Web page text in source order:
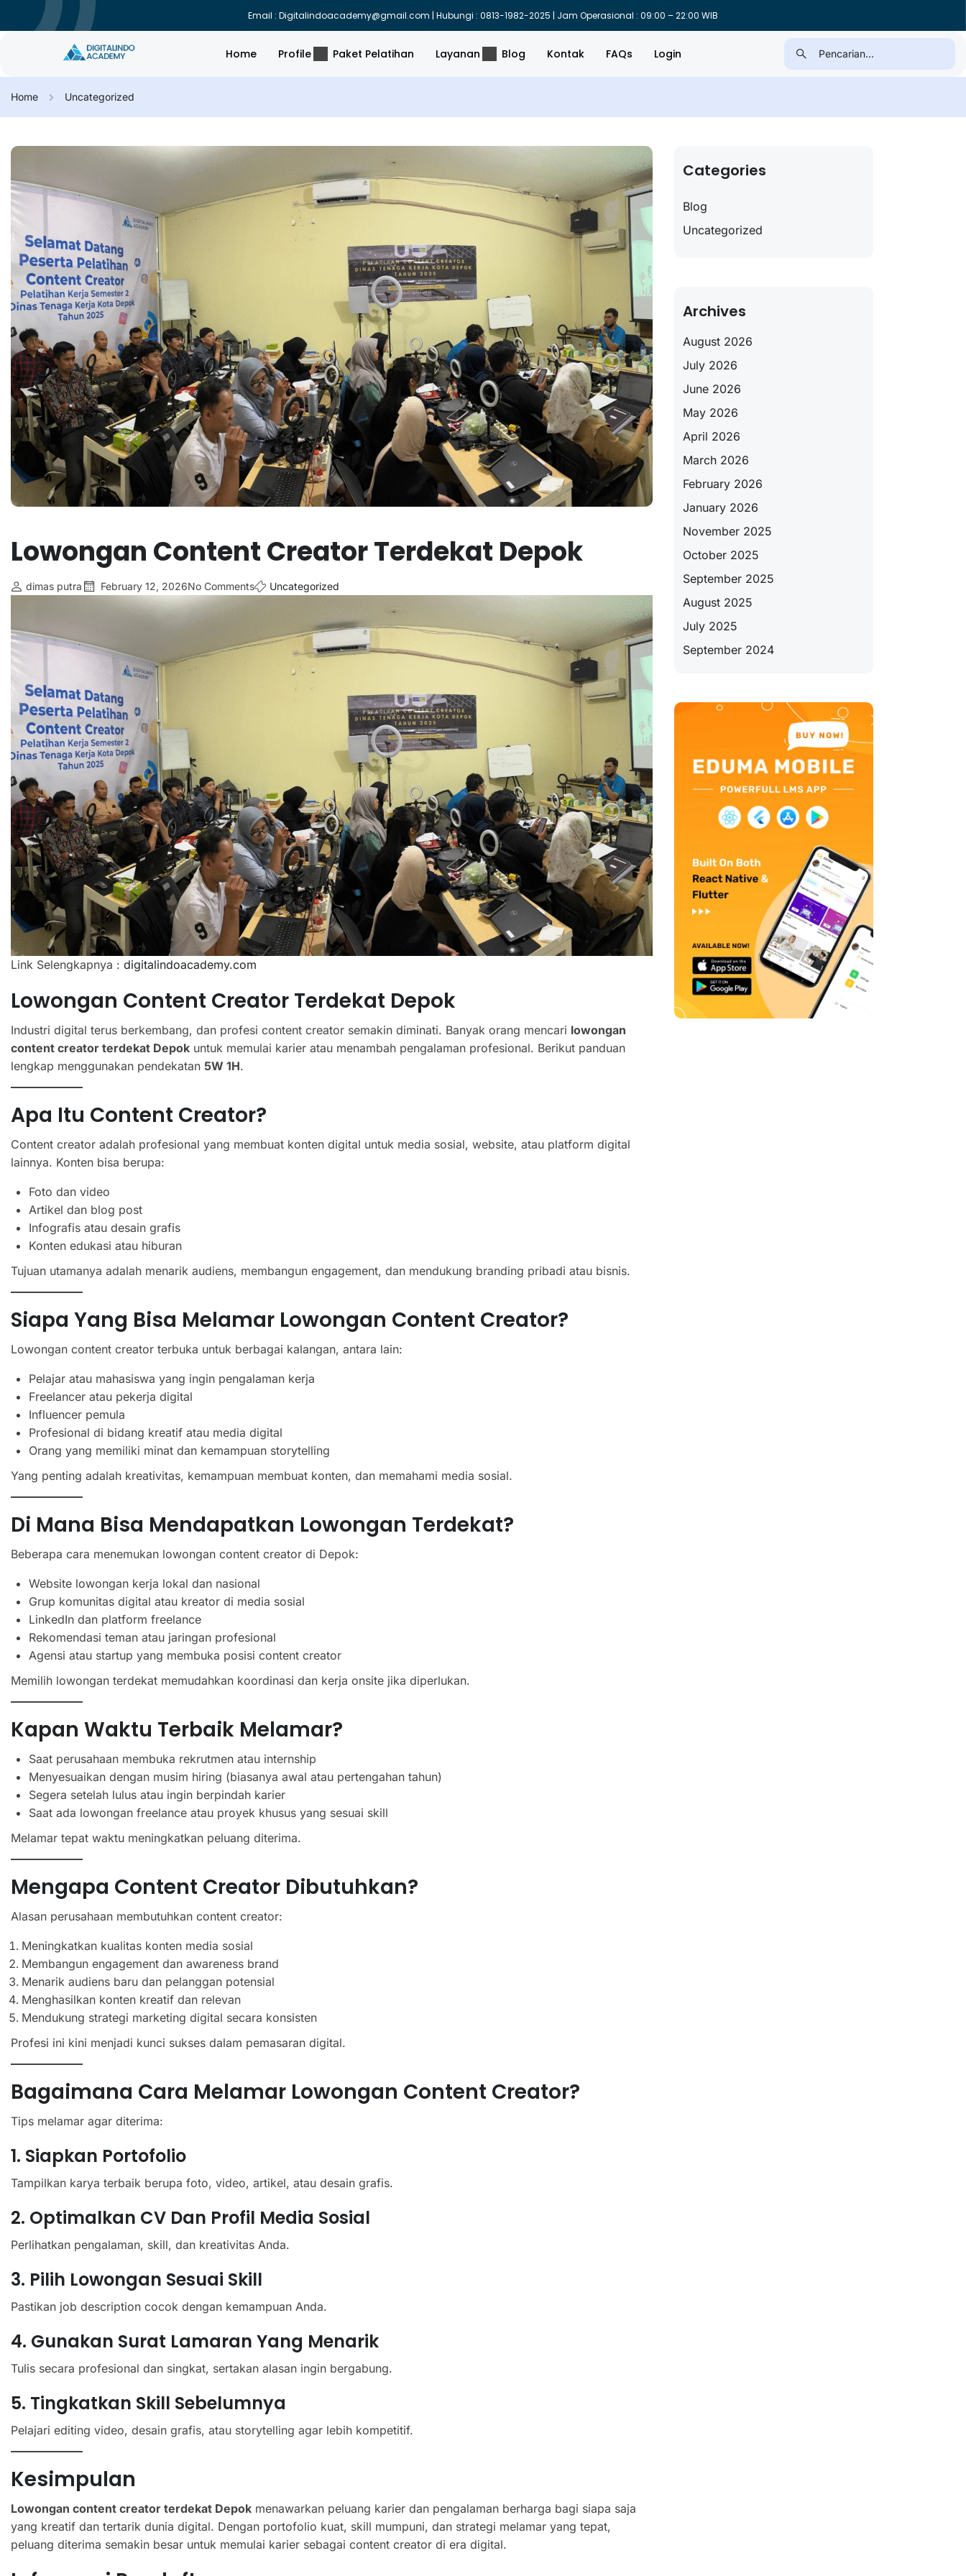
Email : Digitalindoacademy@gmail.com | Hubungi : 0813-1982-2025 | Jam Operasional : 09:00 – 22:00 WIB
Home Profile Paket Pelatihan Layanan Blog Kontak FAQs Login
Home Uncategorized
Lowongan Content Creator Terdekat Depok
dimas putra February 12, 2026No Comments Uncategorized
Link Selengkapnya : digitalindoacademy.com
Lowongan Content Creator Terdekat Depok
Industri digital terus berkembang, dan profesi content creator semakin diminati. Banyak orang mencari lowongan
content creator terdekat Depok untuk memulai karier atau menambah pengalaman profesional. Berikut panduan
lengkap menggunakan pendekatan 5W 1H.
Apa Itu Content Creator?
Content creator adalah profesional yang membuat konten digital untuk media sosial, website, atau platform digital
lainnya. Konten bisa berupa:
Foto dan video
Artikel dan blog post
Infografis atau desain grafis
Konten edukasi atau hiburan
Tujuan utamanya adalah menarik audiens, membangun engagement, dan mendukung branding pribadi atau bisnis.
Siapa Yang Bisa Melamar Lowongan Content Creator?
Lowongan content creator terbuka untuk berbagai kalangan, antara lain:
Pelajar atau mahasiswa yang ingin pengalaman kerja
Freelancer atau pekerja digital
Influencer pemula
Profesional di bidang kreatif atau media digital
Orang yang memiliki minat dan kemampuan storytelling
Yang penting adalah kreativitas, kemampuan membuat konten, dan memahami media sosial.
Di Mana Bisa Mendapatkan Lowongan Terdekat?
Beberapa cara menemukan lowongan content creator di Depok:
Website lowongan kerja lokal dan nasional
Grup komunitas digital atau kreator di media sosial
LinkedIn dan platform freelance
Rekomendasi teman atau jaringan profesional
Agensi atau startup yang membuka posisi content creator
Memilih lowongan terdekat memudahkan koordinasi dan kerja onsite jika diperlukan.
Kapan Waktu Terbaik Melamar?
Saat perusahaan membuka rekrutmen atau internship
Menyesuaikan dengan musim hiring (biasanya awal atau pertengahan tahun)
Segera setelah lulus atau ingin berpindah karier
Saat ada lowongan freelance atau proyek khusus yang sesuai skill
Melamar tepat waktu meningkatkan peluang diterima.
Mengapa Content Creator Dibutuhkan?
Alasan perusahaan membutuhkan content creator:
Meningkatkan kualitas konten media sosial
Membangun engagement dan awareness brand
Menarik audiens baru dan pelanggan potensial
Menghasilkan konten kreatif dan relevan
Mendukung strategi marketing digital secara konsisten
Profesi ini kini menjadi kunci sukses dalam pemasaran digital.
Bagaimana Cara Melamar Lowongan Content Creator?
Tips melamar agar diterima:
1. Siapkan Portofolio
Tampilkan karya terbaik berupa foto, video, artikel, atau desain grafis.
2. Optimalkan CV Dan Profil Media Sosial
Perlihatkan pengalaman, skill, dan kreativitas Anda.
3. Pilih Lowongan Sesuai Skill
Pastikan job description cocok dengan kemampuan Anda.
4. Gunakan Surat Lamaran Yang Menarik
Tulis secara profesional dan singkat, sertakan alasan ingin bergabung.
5. Tingkatkan Skill Sebelumnya
Pelajari editing video, desain grafis, atau storytelling agar lebih kompetitif.
Kesimpulan
Lowongan content creator terdekat Depok menawarkan peluang karier dan pengalaman berharga bagi siapa saja
yang kreatif dan tertarik dunia digital. Dengan portofolio kuat, skill mumpuni, dan strategi melamar yang tepat,
peluang diterima semakin besar untuk memulai karier sebagai content creator di era digital.
Categories
Blog
Uncategorized
Archives
August 2026
July 2026
June 2026
May 2026
April 2026
March 2026
February 2026
January 2026
November 2025
October 2025
September 2025
August 2025
July 2025
September 2024